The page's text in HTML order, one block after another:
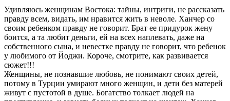
Удивляюсь женщинам Востока: тайны, интриги, не рассказать
правду всем, видать, им нравится жить в неволе. Ханчер со
своим ребенком правду не говорит. Брат ее придурок жену
боится, а та любит деньги, ей на всех наплевать, даже на
собственного сына, и невестке правду не говорит, что ребенок
у любимого от Йоджи. Короче, смотрите, как развивается
сюжет!!!
Женщины, не познавшие любовь, не понимают своих детей,
потому в Турции умирают много женщин, и дети без матерей
живут с пустотой в душе. Богатство толкает людей на